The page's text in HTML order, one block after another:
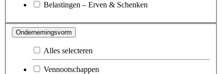
Belastingen – Erven & Schenken
Ondernemingsvorm
Alles selecteren
Vennootschappen